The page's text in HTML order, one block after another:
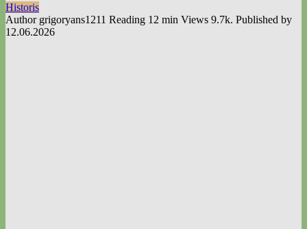
Historis
Author grigoryans1211 Reading 12 min Views 9.7k. Published by
12.06.2026